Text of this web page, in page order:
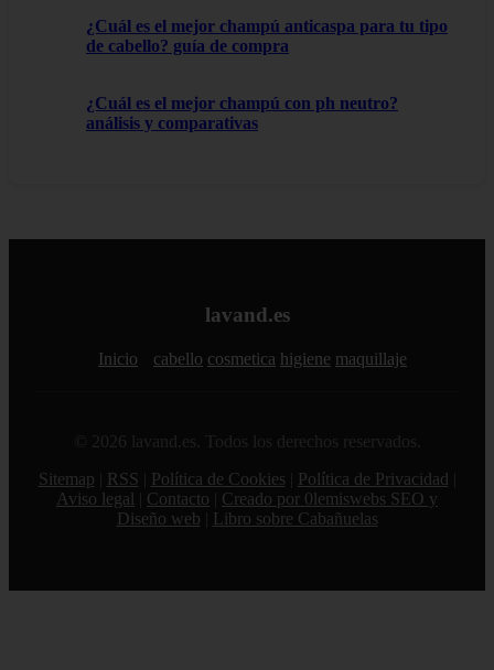
¿Cuál es el mejor champú anticaspa para tu tipo
de cabello? guía de compra
¿Cuál es el mejor champú con ph neutro?
análisis y comparativas
lavand.es
Inicio cabello cosmetica higiene maquillaje
© 2026 lavand.es. Todos los derechos reservados.
Sitemap
RSS Política de Cookies Política de Privacidad
Aviso legal
Contacto
Creado por 0lemiswebs SEO y
Diseño web
Libro sobre Cabañuelas